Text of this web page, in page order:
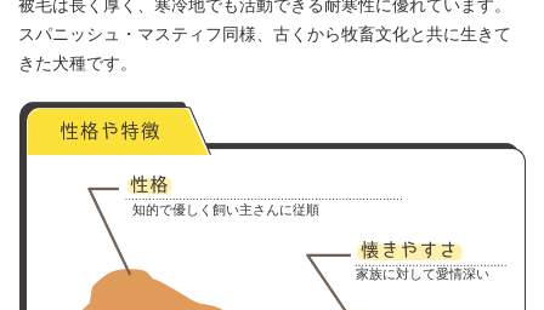
スパニッシュ・マスティフ同様、古くから牧畜文化と共に生きて
きた犬種です。
知的で優しく飼い主さんに従順
家族に対して愛情深い